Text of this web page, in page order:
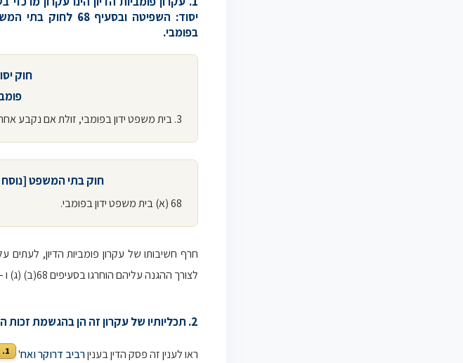
יסוד: השפיטה ובסעיף 68 ל
חוק בתי
בפומבי.
חוק
3. בית משפט ידון בפומבי, זולת אם נקבע אחרת בחוק או אם בית המשפט הורה אחרת לפי חוק.
חוק בתי המשפט [נוסח
68 (א) בית משפט ידון בפומבי.
חרף חשיבותו של עקרון פומביות הדיון, לעתים
לצורך ההגנה עליהם הוחרגו בסעיפים 68(ב) (ג) ו – 70 לחוק בתי המשפט.
2. תכליותיו של עקרון זה הן בהגשמת זכות הציבור לדעת, חופש הביטוי וחופש העיתונות.
ראו לענין זה פסק הדין בעניןרביב דרוקר ואח'
1.